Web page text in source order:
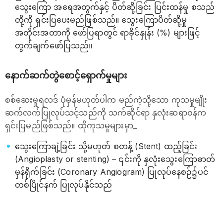
သွေးကြော အရေအတွက်နှင့် ပိတ်ဆို့ခြင်း ပြင်းထန်မှု စသည်
တို့ကို ရှင်းပြပေးမည်ဖြစ်သည်။ သွေးကြောပိတ်ဆို့မှု
အတိုင်းအတာကို ဖော်ပြရာတွင် ရာခိုင်နှုန်း (%) များဖြင့်
တွက်ချက်ဖော်ပြသည်။
နောက်ဆက်တွဲစောင့်ရှောက်မှုများ
စစ်ဆေးမှုရလဒ် ပုံမှန်မဟုတ်ပါက မည်ကဲ့သို့သော ကုသမှုမျိုး
ဆက်လက်ပြုလုပ်သင့်သည်ကို သက်ဆိုင်ရာ နှလုံးဆရာဝန်က
ရှင်းပြမည်ဖြစ်သည်။ ထိုကုသမှုများမှာ_
သွေးကြောချဲ့ခြင်း သို့မဟုတ် စတန့် (Stent) ထည့်ခြင်း
(Angioplasty or stenting) – ၎င်းကို နှလုံးသွေးကြောဓာတ်
မှန်ရိုက်ခြင်း (Coronary Angiogram) ပြုလုပ်နေစဉ်၌ပင်
တစ်ပြိုင်နက် ပြုလုပ်နိုင်သည်